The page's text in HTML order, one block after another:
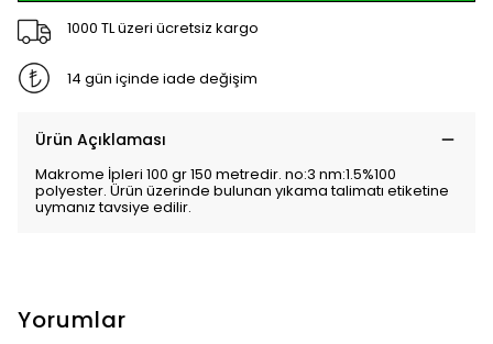
1000 TL üzeri ücretsiz kargo
14 gün içinde iade değişim
Ürün Açıklaması
Makrome İpleri 100 gr 150 metredir. no:3 nm:1.5%100
polyester. Ürün üzerinde bulunan yıkama talimatı etiketine
uymanız tavsiye edilir.
Yorumlar